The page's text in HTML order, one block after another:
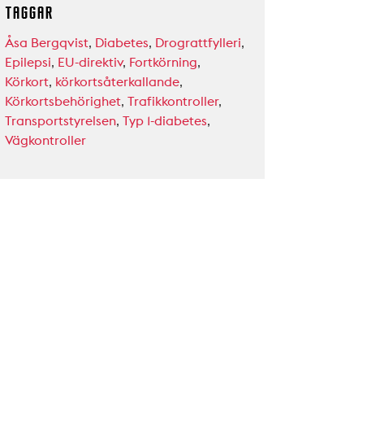
TAGGAR
Åsa Bergqvist, Diabetes, Drograttfylleri,
Epilepsi, EU-direktiv, Fortkörning,
Körkort, körkortsåterkallande,
Körkortsbehörighet, Trafikkontroller,
Transportstyrelsen, Typ 1-diabetes,
Vägkontroller